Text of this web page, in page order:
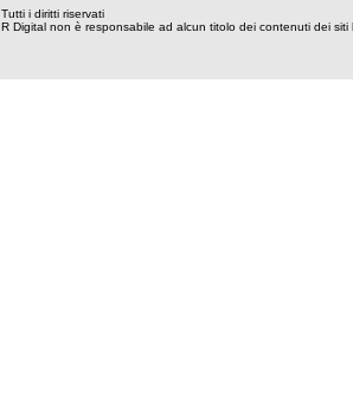
Tutti i diritti riservati
R Digital non è responsabile ad alcun titolo dei contenuti dei siti